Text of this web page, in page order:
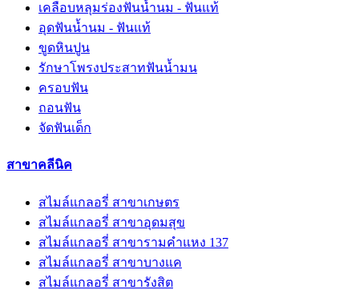
เคลือบหลุมร่องฟันน้ำนม - ฟันแท้
อุดฟันน้ำนม - ฟันแท้
ขูดหินปูน
รักษาโพรงประสาทฟันน้ำมน
ครอบฟัน
ถอนฟัน
จัดฟันเด็ก
สาขาคลีนิค
สไมล์แกลอรี่ สาขาเกษตร
สไมล์แกลอรี่ สาขาอุดมสุข
สไมล์แกลอรี่ สาขารามคำแหง 137
สไมล์แกลอรี่ สาขาบางแค
สไมล์แกลอรี่ สาขารังสิต